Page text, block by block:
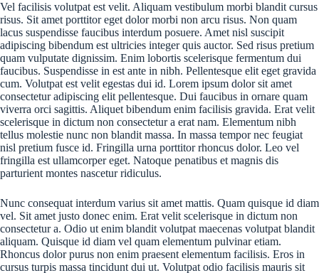
Vel facilisis volutpat est velit. Aliquam vestibulum morbi blandit cursus
risus. Sit amet porttitor eget dolor morbi non arcu risus. Non quam
lacus suspendisse faucibus interdum posuere. Amet nisl suscipit
adipiscing bibendum est ultricies integer quis auctor. Sed risus pretium
quam vulputate dignissim. Enim lobortis scelerisque fermentum dui
faucibus. Suspendisse in est ante in nibh. Pellentesque elit eget gravida
cum. Volutpat est velit egestas dui id. Lorem ipsum dolor sit amet
consectetur adipiscing elit pellentesque. Dui faucibus in ornare quam
viverra orci sagittis. Aliquet bibendum enim facilisis gravida. Erat velit
scelerisque in dictum non consectetur a erat nam. Elementum nibh
tellus molestie nunc non blandit massa. In massa tempor nec feugiat
nisl pretium fusce id. Fringilla urna porttitor rhoncus dolor. Leo vel
fringilla est ullamcorper eget. Natoque penatibus et magnis dis
parturient montes nascetur ridiculus.
Nunc consequat interdum varius sit amet mattis. Quam quisque id diam
vel. Sit amet justo donec enim. Erat velit scelerisque in dictum non
consectetur a. Odio ut enim blandit volutpat maecenas volutpat blandit
aliquam. Quisque id diam vel quam elementum pulvinar etiam.
Rhoncus dolor purus non enim praesent elementum facilisis. Eros in
cursus turpis massa tincidunt dui ut. Volutpat odio facilisis mauris sit